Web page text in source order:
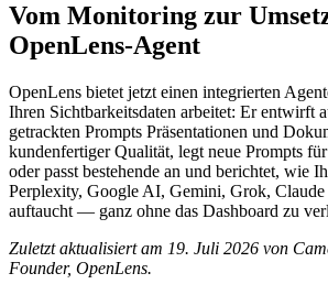
Vom Monitoring zur
OpenLens-Agent
OpenLens bietet jetzt einen integrierten
Ihren Sichtbarkeitsdaten arbeitet: Er entwirft
getrackten Prompts Präsentationen und
kundenfertiger Qualität, legt neue Prompts
oder passt bestehende an und berichtet, wie
Perplexity, Google AI, Gemini, Grok, Claude
auftaucht — ganz ohne das Dashboard zu
Zuletzt aktualisiert am 19. Juli 2026 von
Founder, OpenLens.